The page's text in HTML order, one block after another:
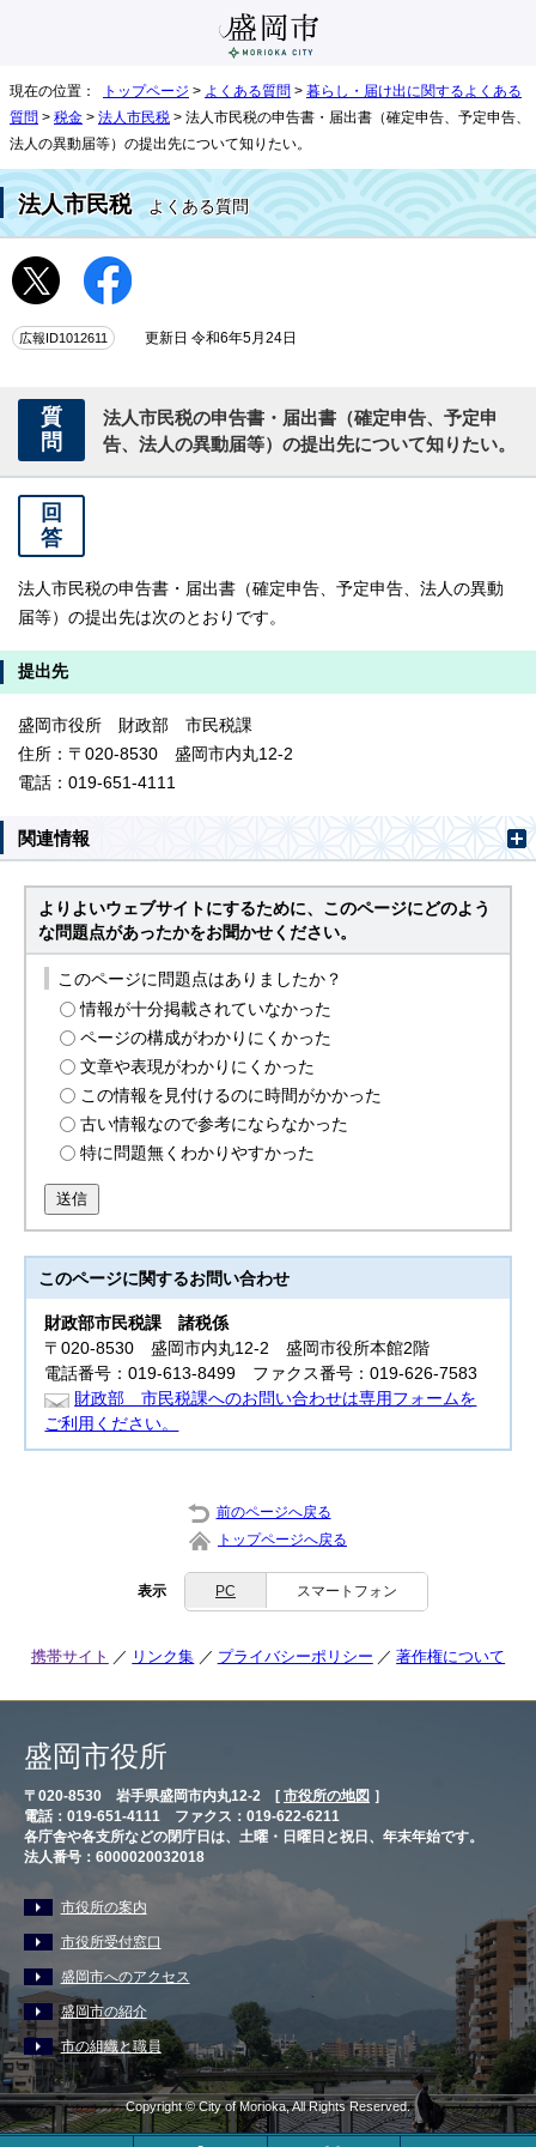
現在の位置： トップページ > よくある質問 > 暮らし・届け出に関するよくある
質問 > 税金 > 法人市民税 > 法人市民税の申告書・届出書（確定申告、予定申告、
法人の異動届等）の提出先について知りたい。
法人市民税よくある質問
広報ID1012611 更新日 令和6年5月24日
質
問
法人市民税の申告書・届出書（確定申告、予定申
告、法人の異動届等）の提出先について知りたい。
回
答
法人市民税の申告書・届出書（確定申告、予定申告、法人の異動
届等）の提出先は次のとおりです。
提出先
盛岡市役所 財政部 市民税課
住所：〒020-8530 盛岡市内丸12-2
電話：019-651-4111
関連情報
よりよいウェブサイトにするために、このページにどのよう
な問題点があったかをお聞かせください。
このページに問題点はありましたか？
情報が十分掲載されていなかった
ページの構成がわかりにくかった
文章や表現がわかりにくかった
この情報を見付けるのに時間がかかった
古い情報なので参考にならなかった
特に問題無くわかりやすかった
送信
このページに関するお問い合わせ
財政部市民税課 諸税係
〒020-8530 盛岡市内丸12-2 盛岡市役所本館2階
電話番号：019-613-8499 ファクス番号：019-626-7583
財政部 市民税課へのお問い合わせは専用フォームを
ご利用ください。
前のページへ戻る
トップページへ戻る
表示 PC スマートフォン
携帯サイト リンク集 プライバシーポリシー 著作権について
盛岡市役所
〒020-8530 岩手県盛岡市内丸12-2 [ 市役所の地図 ］
電話：019-651-4111 ファクス：019-622-6211
各庁舎や各支所などの閉庁日は、土曜・日曜日と祝日、年末年始です。
法人番号：6000020032018
市役所の案内
市役所受付窓口
盛岡市へのアクセス
盛岡市の紹介
市の組織と職員
Copyright © City of Morioka, All Rights Reserved.